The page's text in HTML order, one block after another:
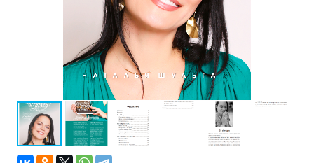
Туризм
Разное
Кухня,
гастрономия,
кулинария
Закон